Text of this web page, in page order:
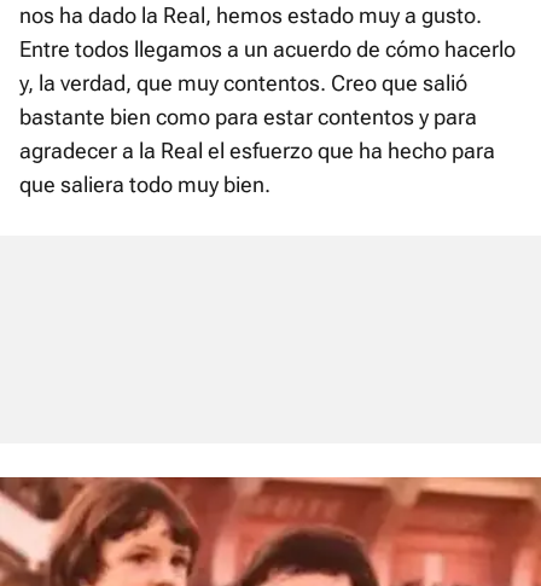
nos ha dado la Real, hemos estado muy a gusto.
Entre todos llegamos a un acuerdo de cómo hacerlo
y, la verdad, que muy contentos. Creo que salió
bastante bien como para estar contentos y para
agradecer a la Real el esfuerzo que ha hecho para
que saliera todo muy bien.